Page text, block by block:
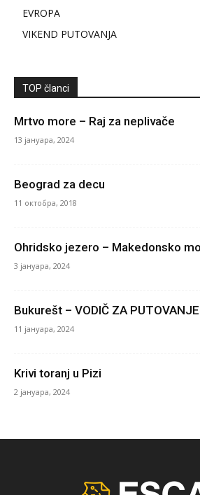
EVROPA
VIKEND PUTOVANJA
TOP članci
Mrtvo more – Raj za neplivače
13 јануара, 2024
Beograd za decu
11 октобра, 2018
Ohridsko jezero – Makedonsko
3 јануара, 2024
Bukurešt – VODIČ ZA PUTOVANJE
11 јануара, 2024
Krivi toranj u Pizi
2 јануара, 2024